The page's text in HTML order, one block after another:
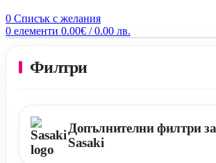
0 Списък с желания
0 елементи 0.00€ / 0.00 лв.
Филтри
Допълнителни филтри
Sasaki